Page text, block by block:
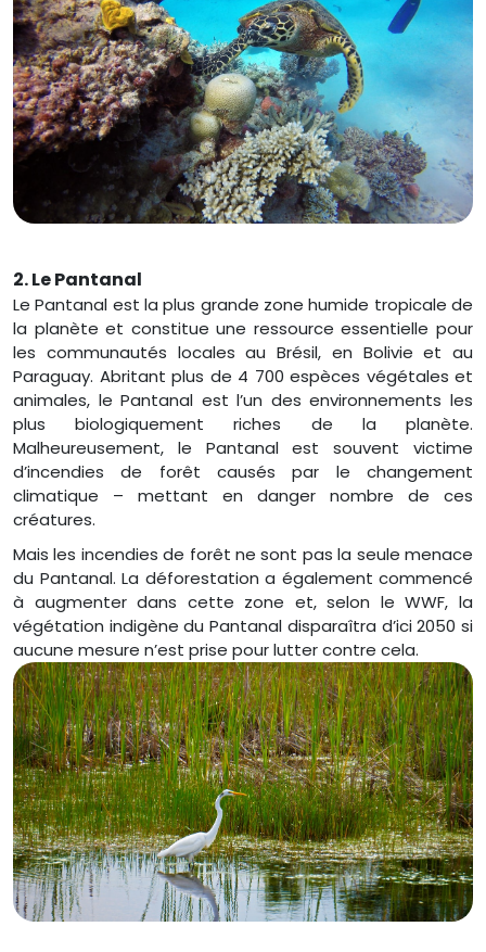
2. Le Pantanal
Le Pantanal est la plus grande zone humide tropicale de
la planète et constitue une ressource essentielle pour
les communautés locales au Brésil, en Bolivie et au
Paraguay. Abritant plus de 4 700 espèces végétales et
animales, le Pantanal est l’un des environnements les
plus biologiquement riches de la planète.
Malheureusement, le Pantanal est souvent victime
d’incendies de forêt causés par le changement
climatique – mettant en danger nombre de ces
créatures.
Mais les incendies de forêt ne sont pas la seule menace
du Pantanal. La déforestation a également commencé
à augmenter dans cette zone et, selon le WWF, la
végétation indigène du Pantanal disparaîtra d’ici 2050 si
aucune mesure n’est prise pour lutter contre cela.